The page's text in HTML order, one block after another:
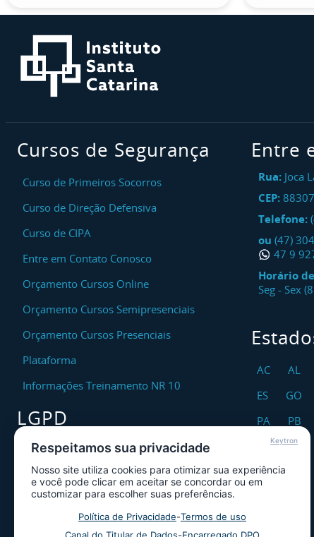
Cursos de Segurança
Curso de Primeiros Socorros
Curso de Direção Defensiva
Curso de CIPA
Entre em Contato Conosco
Orçamento Cursos Online
Orçamento Cursos Semipresenciais
Orçamento Cursos Presenciais
Plataforma
Informações Treinamento NR 10
LGPD
Encarregado DPO
Canal de Atendimento ao Titular dos
Dados
Política de Privacidade
Entre
Rua: Joca
CEP:
Telefone:
ou (47)
47 9
Horário
Seg - Sex
AC AL
ES
GO
PA
PB
RO
RR
TO
Keytron
Respeitamos sua privacidade
Nosso site utiliza cookies para otimizar sua experiência
e você pode clicar em aceitar se concordar ou em
customizar para escolher suas preferências.
Política de Privacidade-Termos de uso